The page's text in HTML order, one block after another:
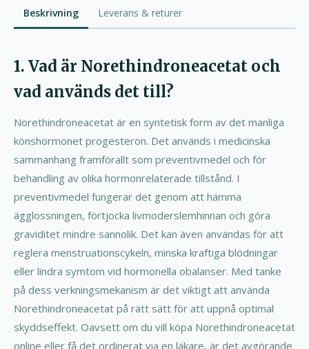
Beskrivning Leverans & returer
1. Vad är Norethindroneacetat och
vad används det till?
Norethindroneacetat är en syntetisk form av det manliga
könshormonet progesteron. Det används i medicinska
sammanhang framförallt som preventivmedel och för
behandling av olika hormonrelaterade tillstånd. I
preventivmedel fungerar det genom att hämma
ägglossningen, förtjocka livmoderslemhinnan och göra
graviditet mindre sannolik. Det kan även användas för att
reglera menstruationscykeln, minska kraftiga blödningar
eller lindra symtom vid hormonella obalanser. Med tanke
på dess verkningsmekanism är det viktigt att använda
Norethindroneacetat på rätt sätt för att uppnå optimal
skyddseffekt. Oavsett om du vill köpa Norethindroneacetat
online eller få det ordinerat via en läkare, är det avgörande